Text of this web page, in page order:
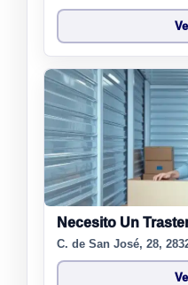
Necesito Un
C. de San José, 28,